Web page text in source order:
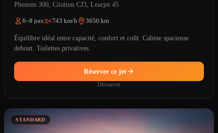
Phenom 300, Citation CJ3, Learjet 45
6–8 pax 743 km/h 3650 km
Équilibre idéal entre capacité, confort et coût. Cabine spacieuse
debout. Toilettes privatives.
Réserver ce jet
Découvrir
STANDARD